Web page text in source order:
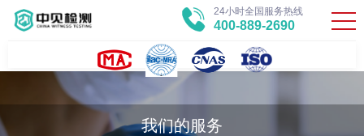
24小时全国服务热线
400-889-2690
我们的服务